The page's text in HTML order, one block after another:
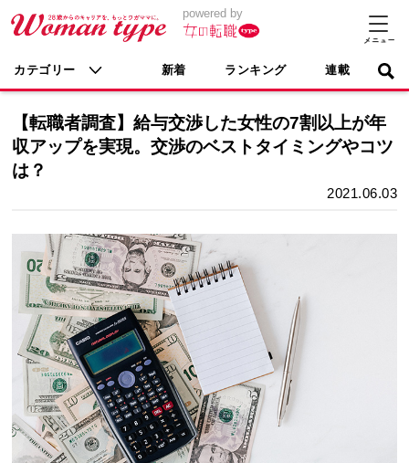
powered by
カテゴリー 新着 ランキング 連載
【転職者調査】給与交渉した女性の7割以上が年
収アップを実現。交渉のベストタイミングやコツ
は？
2021.06.03